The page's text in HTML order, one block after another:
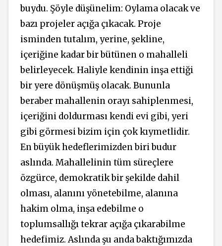
buydu. Şöyle düşünelim: Oylama olacak ve
bazı projeler açığa çıkacak. Proje
isminden tutalım, yerine, şekline,
içeriğine kadar bir bütünen o mahalleli
belirleyecek. Haliyle kendinin inşa ettiği
bir yere dönüşmüş olacak. Bununla
beraber mahallenin orayı sahiplenmesi,
içeriğini doldurması kendi evi gibi, yeri
gibi görmesi bizim için çok kıymetlidir.
En büyük hedeflerimizden biri budur
aslında. Mahallelinin tüm süreçlere
özgürce, demokratik bir şekilde dahil
olması, alanını yönetebilme, alanına
hakim olma, inşa edebilme o
toplumsallığı tekrar açığa çıkarabilme
hedefimiz. Aslında şu anda baktığımızda